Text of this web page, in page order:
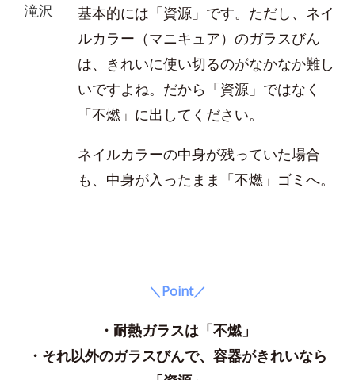
滝沢
基本的には「資源」です。ただし、ネイ
ルカラー（マニキュア）のガラスびん
は、きれいに使い切るのがなかなか難し
いですよね。だから「資源」ではなく
「不燃」に出してください。
ネイルカラーの中身が残っていた場合
も、中身が入ったまま「不燃」ゴミへ。
＼Point／
・耐熱ガラスは「不燃」
・それ以外のガラスびんで、容器がきれいなら